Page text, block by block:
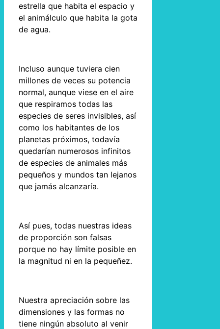
estrella que habita el espacio y
el animálculo que habita la gota
de agua.
Incluso aunque tuviera cien
millones de veces su potencia
normal, aunque viese en el aire
que respiramos todas las
especies de seres invisibles, así
como los habitantes de los
planetas próximos, todavía
quedarían numerosos infinitos
de especies de animales más
pequeños y mundos tan lejanos
que jamás alcanzaría.
Así pues, todas nuestras ideas
de proporción son falsas
porque no hay límite posible en
la magnitud ni en la pequeñez.
Nuestra apreciación sobre las
dimensiones y las formas no
tiene ningún absoluto al venir